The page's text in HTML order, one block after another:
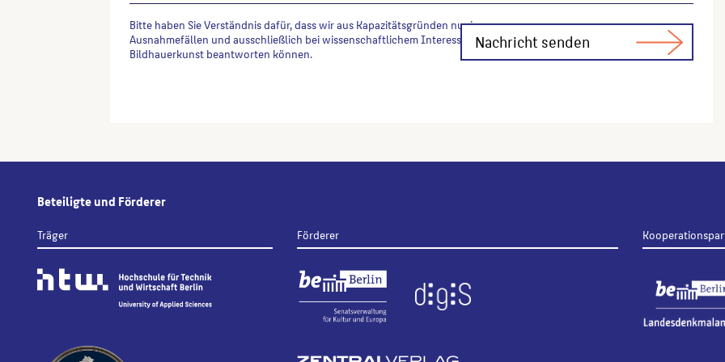
Bitte haben Sie Verständnis dafür, dass wir aus Kapazitätsgründen nur in
Ausnahmefällen und ausschließlich bei wissenschaftlichem Interesse Fachfragen zur
Bildhauerkunst beantworten können.
Beteiligte und Förderer
Träger Förderer